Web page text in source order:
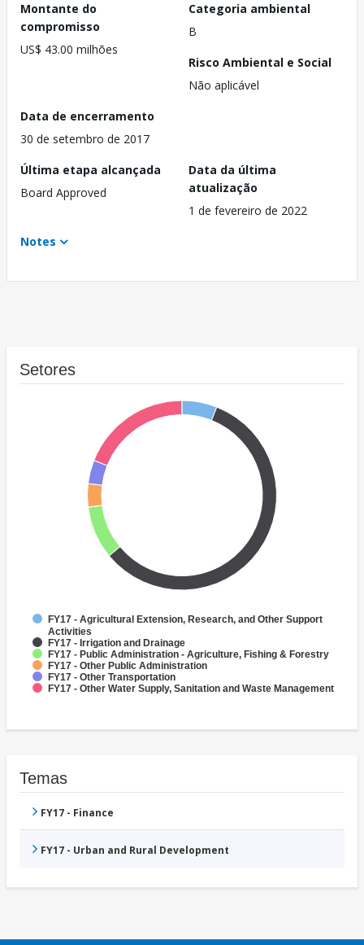
Montante do
compromisso
US$ 43.00 milhões
Categoria ambiental
B
Risco Ambiental e Social
Não aplicável
Data de encerramento
30 de setembro de 2017
Última etapa alcançada
Board Approved
Data da última
atualização
1 de fevereiro de 2022
Notes
Setores
FY17 - Agricultural Extension, Research, and Other Support
Activities
FY17 - Irrigation and Drainage
FY17 - Public Administration - Agriculture, Fishing & Forestry
FY17 - Other Public Administration
FY17 - Other Transportation
FY17 - Other Water Supply, Sanitation and Waste Management
Temas
FY17 - Finance
FY17 - Urban and Rural Development